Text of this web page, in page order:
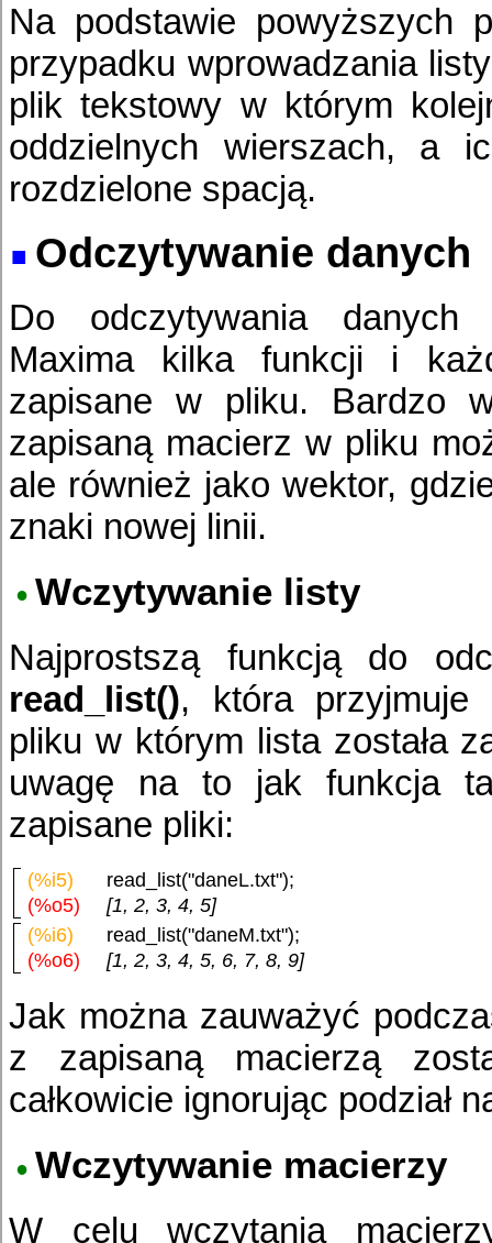
Na podstawie powyższych
przypadku wprowadzania
plik tekstowy w którym
oddzielnych wierszach, a
rozdzielone spacją.
Odczytywanie danych
Do odczytywania danych
Maxima kilka funkcji i
zapisane w pliku. Bardzo
zapisaną macierz w pliku
ale również jako wektor,
znaki nowej linii.
Wczytywanie listy
Najprostszą funkcją do
read_list(), która przyjmuje
pliku w którym lista została
uwagę na to jak funkcja
zapisane pliki:
(%i5)
read_list("daneL.txt");
(%o5)
[1, 2, 3, 4, 5]
(%i6)
read_list("daneM.txt");
(%o6)
[1, 2, 3, 4, 5, 6, 7, 8, 9]
Jak można zauważyć
z zapisaną macierzą
całkowicie ignorując podział
Wczytywanie macierzy
W celu wczytania